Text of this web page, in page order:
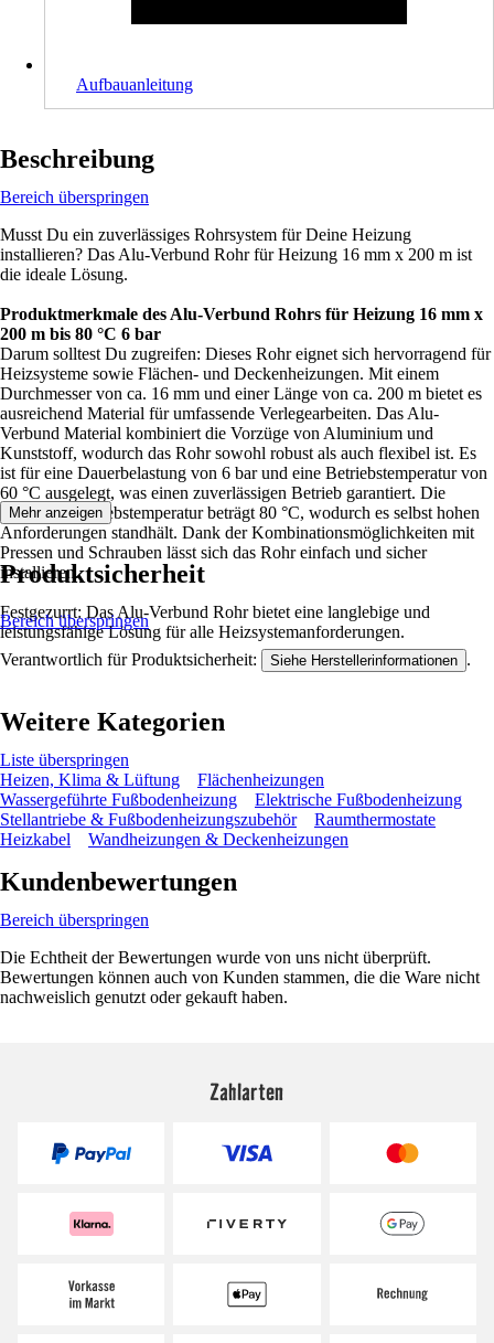
Aufbauanleitung
Beschreibung
Bereich überspringen
Musst Du ein zuverlässiges Rohrsystem für Deine Heizung
installieren? Das Alu-Verbund Rohr für Heizung 16 mm x 200 m ist
die ideale Lösung.
Produktmerkmale des Alu-Verbund Rohrs für Heizung 16 mm x
200 m bis 80 °C 6 bar
Darum solltest Du zugreifen: Dieses Rohr eignet sich hervorragend für
Heizsysteme sowie Flächen- und Deckenheizungen. Mit einem
Durchmesser von ca. 16 mm und einer Länge von ca. 200 m bietet es
ausreichend Material für umfassende Verlegearbeiten. Das Alu-
Verbund Material kombiniert die Vorzüge von Aluminium und
Kunststoff, wodurch das Rohr sowohl robust als auch flexibel ist. Es
ist für eine Dauerbelastung von 6 bar und eine Betriebstemperatur von
60 °C ausgelegt, was einen zuverlässigen Betrieb garantiert. Die
maximale Betriebstemperatur beträgt 80 °C, wodurch es selbst hohen
Anforderungen standhält. Dank der Kombinationsmöglichkeiten mit
Pressen und Schrauben lässt sich das Rohr einfach und sicher
installieren.
Festgezurrt: Das Alu-Verbund Rohr bietet eine langlebige und
leistungsfähige Lösung für alle Heizsystemanforderungen.
Mehr anzeigen
Produktsicherheit
Bereich überspringen
Verantwortlich für Produktsicherheit: Siehe Herstellerinformationen .
Weitere Kategorien
Liste überspringen
Heizen, Klima & Lüftung
Flächenheizungen
Wassergeführte Fußbodenheizung
Elektrische Fußbodenheizung
Stellantriebe & Fußbodenheizungszubehör
Raumthermostate
Heizkabel
Wandheizungen & Deckenheizungen
Kundenbewertungen
Bereich überspringen
Die Echtheit der Bewertungen wurde von uns nicht überprüft.
Bewertungen können auch von Kunden stammen, die die Ware nicht
nachweislich genutzt oder gekauft haben.
Zahlarten